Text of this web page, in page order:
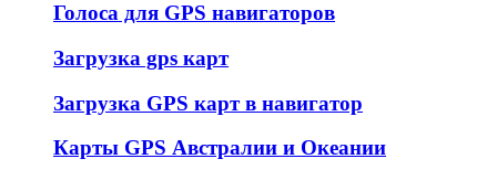
Голоса для GPS навигаторов
Загрузка gps карт
Загрузка GPS карт в навигатор
Карты GPS Австралии и Океании